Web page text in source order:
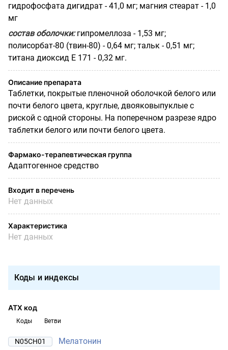
гидрофосфата дигидрат - 41,0 мг; магния стеарат - 1,0
мг
состав оболочки:гипромеллоза - 1,53 мг;
полисорбат-80 (твин-80) - 0,64 мг; тальк - 0,51 мг;
титана диоксид Е 171 - 0,32 мг.
Описание препарата
Таблетки, покрытые пленочной оболочкой белого или
почти белого цвета, круглые, двояковыпуклые с
риской с одной стороны. На поперечном разрезе ядро
таблетки белого или почти белого цвета.
Фармако-терапевтическая группа
Адаптогенное средство
Входит в перечень
Нет данных
Характеристика
Нет данных
Коды и индексы
АТХ код
Коды Ветви
N05CH01 Мелатонин